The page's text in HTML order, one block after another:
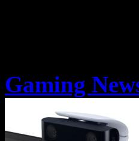
Gaming